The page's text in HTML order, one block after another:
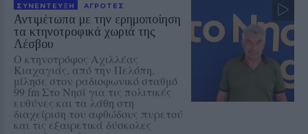
ΣΥΝΕΝΤΕΥΞΗ ΑΓΡΟΤΕΣ
Αντιμέτωπα με την ερημοποίηση
τα κτηνοτροφικά χωριά της
Λέσβου
Ο κτηνοτρόφος Αχιλλέας
Κιαχαγιάς, από την Πελόπη,
μίλησε στον ραδιοφωνικό σταθμό
99 fm Στο Νησί για τις πολιτικές
ευθύνες και τα λάθη στη
διαχείριση του αφθώδους πυρετού
και τις εξαιρετικά δύσκολες